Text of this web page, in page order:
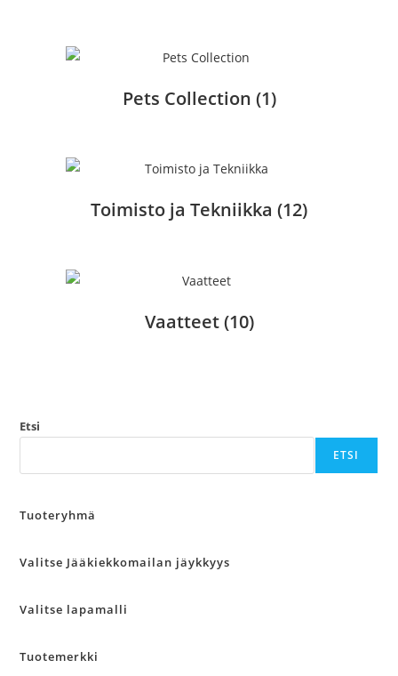
Pets Collection (1)
Toimisto ja Tekniikka (12)
Vaatteet(10)
Etsi
ETSI
Tuoteryhmä
Valitse Jääkiekkomailan jäykkyys
Valitse lapamalli
Tuotemerkki